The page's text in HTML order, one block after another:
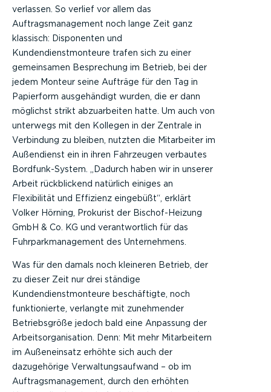
verlassen. So verlief vor allem das
Auftragsmanagement noch lange Zeit ganz
klassisch: Disponenten und
Kundendienstmonteure trafen sich zu einer
gemeinsamen Besprechung im Betrieb, bei der
jedem Monteur seine Aufträge für den Tag in
Papierform ausgehändigt wurden, die er dann
möglichst strikt abzuarbeiten hatte. Um auch von
unterwegs mit den Kollegen in der Zentrale in
Verbindung zu bleiben, nutzten die Mitarbeiter im
Außendienst ein in ihren Fahrzeugen verbautes
Bordfunk-System. „Dadurch haben wir in unserer
Arbeit rückblickend natürlich einiges an
Flexibilität und Effizienz eingebüßt“, erklärt
Volker Hörning, Prokurist der Bischof-Heizung
GmbH & Co. KG und verantwortlich für das
Fuhrparkmanagement des Unternehmens.
Was für den damals noch kleineren Betrieb, der
zu dieser Zeit nur drei ständige
Kundendienstmonteure beschäftigte, noch
funktionierte, verlangte mit zunehmender
Betriebsgröße jedoch bald eine Anpassung der
Arbeitsorganisation. Denn: Mit mehr Mitarbeitern
im Außeneinsatz erhöhte sich auch der
dazugehörige Verwaltungsaufwand – ob im
Auftragsmanagement, durch den erhöhten